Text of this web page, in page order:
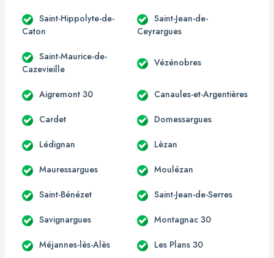
Saint-Hippolyte-de-
Caton
Saint-Jean-de-
Ceyrargues
Saint-Maurice-de-
Cazevieille
Vézénobres
Aigremont 30 Canaules-et-Argentières
Cardet Domessargues
Lédignan Lèzan
Mauressargues Moulézan
Saint-Bénézet Saint-Jean-de-Serres
Savignargues Montagnac 30
Méjannes-lès-Alès Les Plans 30